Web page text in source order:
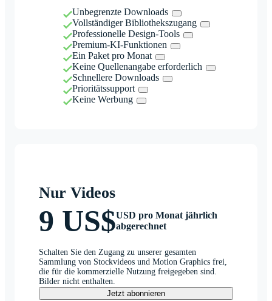
Unbegrenzte Downloads
Vollständiger Bibliothekszugang
Professionelle Design-Tools
Premium-KI-Funktionen
Ein Paket pro Monat
Keine Quellenangabe erforderlich
Schnellere Downloads
Prioritätssupport
Keine Werbung
Nur Videos
9 US$USD pro Monat jährlich
abgerechnet
Schalten Sie den Zugang zu unserer gesamten
Sammlung von Stockvideos und Motion Graphics frei,
die für die kommerzielle Nutzung freigegeben sind.
Bilder nicht enthalten.
Jetzt abonnieren